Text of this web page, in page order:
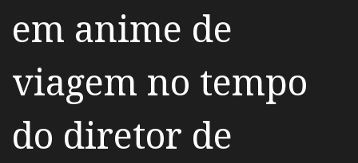
em anime de
viagem no tempo
do diretor de